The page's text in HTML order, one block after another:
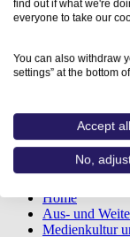
Home
Aus- und
Medienkultur
find out if what we're
everyone to take our
You can also withdraw
settings” at the bottom
Accept all
No,